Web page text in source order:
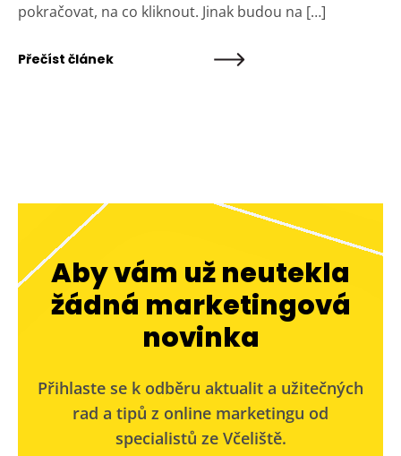
pokračovat, na co kliknout. Jinak budou na […]
Přečíst článek
Aby vám už neutekla
žádná marketingová
novinka
Přihlaste se k odběru aktualit a užitečných
rad a tipů z online marketingu od
specialistů ze Včeliště.